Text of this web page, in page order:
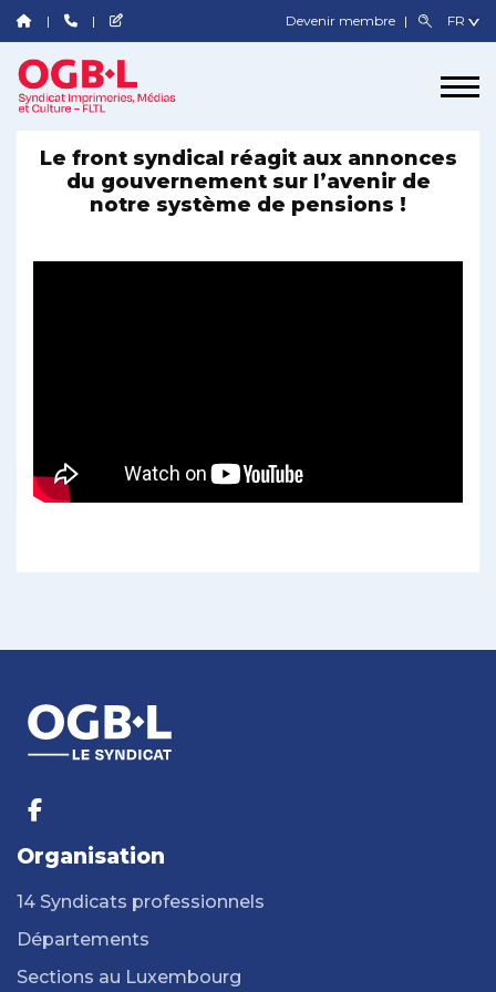
Devenir membre
Le front syndical réagit aux annonces
du gouvernement sur l’avenir de
notre système de pensions !
Organisation
14 Syndicats professionnels
Départements
Sections au Luxembourg